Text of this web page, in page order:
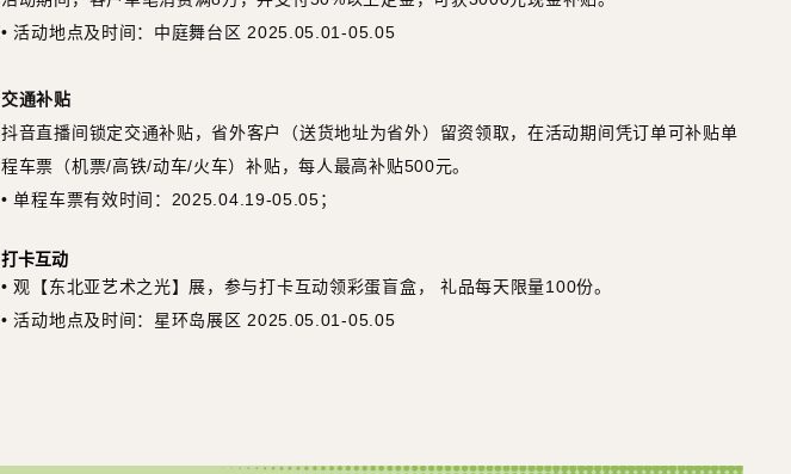
• 活动地点及时间：中庭舞台区 2025.05.01-05.05
交通补贴
抖音直播间锁定交通补贴，省外客户（送货地址为省外）留资领取，在活动期间凭订单可补贴单
程车票（机票/高铁/动车/火车）补贴，每人最高补贴500元。
• 单程车票有效时间：2025.04.19-05.05；
打卡互动
• 观【东北亚艺术之光】展，参与打卡互动领彩蛋盲盒， 礼品每天限量100份。
• 活动地点及时间：星环岛展区 2025.05.01-05.05